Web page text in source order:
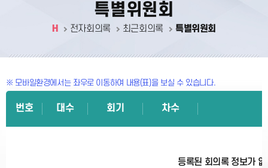
특별위원회
H 전자회의록 최근회의록 특별위원회
※ 모바일환경에서는 좌우로 이동하여 내용(표)을 보실 수 있습니다.
번호 대수 회기 차수
등록된 회의록 정보가